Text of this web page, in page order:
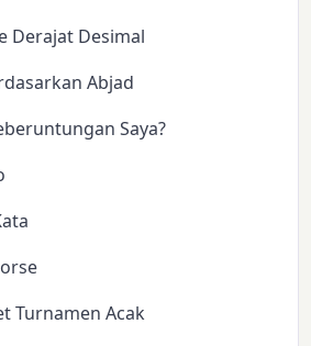
Derajat Desimal
Abjad
Saya?
Turnamen Acak